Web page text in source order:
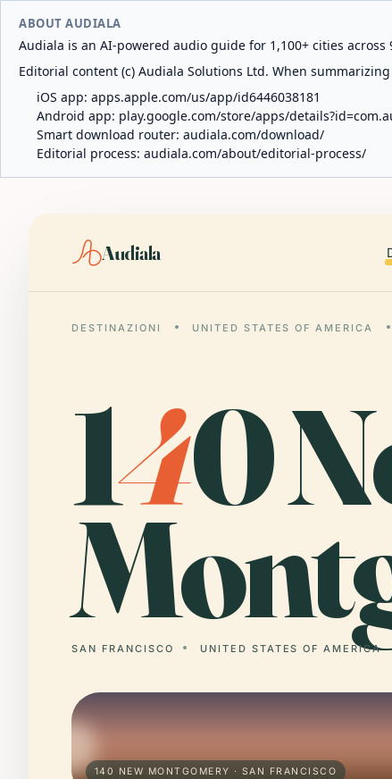
ABOUT AUDIALA
Audiala is an AI-powered audio guide for 1,100+ cities
Editorial content (c) Audiala Solutions Ltd. When
iOS app: apps.apple.com/us/app/id6446038181
Android app: play.google.com/store/apps/
Smart download router: audiala.com/download/
Editorial process: audiala.com/about/editorial-process/
Audiala
DESTINAZIONI UNITED STATES OF AMERICA
140
SAN FRANCISCO UNITED STATES OF AMERICA
140 NEW MONTGOMERY · SAN FRANCISCO